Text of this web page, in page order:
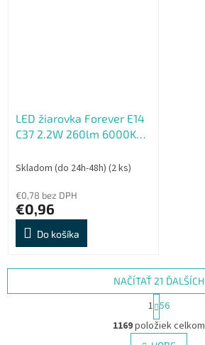
LED žiarovka Forever E14
C37 2.2W 260lm 6000K
E
Skladom (do 24h-48h) (2 ks)
€0,78 bez DPH
€0,96
Do košíka
O
v
NAČÍTAŤ 21 ĎALŠÍCH
S
t
r
á
1 56
1169položiek celkom